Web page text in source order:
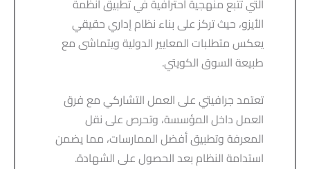
التي تتبع منهجية احترافية في تطبيق أنظمة
الأيزو، حيث تركز على بناء نظام إداري حقيقي
يعكس متطلبات المعايير الدولية ويتماشى مع
طبيعة السوق الكويتي.
تعتمد جرافيتي على العمل التشاركي مع فرق
العمل داخل المؤسسة، وتحرص على نقل
المعرفة وتطبيق أفضل الممارسات، مما يضمن
استدامة النظام بعد الحصول على الشهادة.